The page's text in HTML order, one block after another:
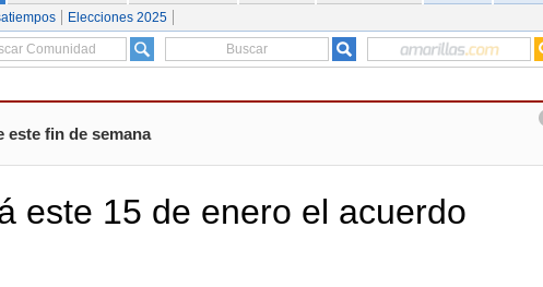
Elecciones 2025
este fin de semana
este 15 de enero el acuerdo